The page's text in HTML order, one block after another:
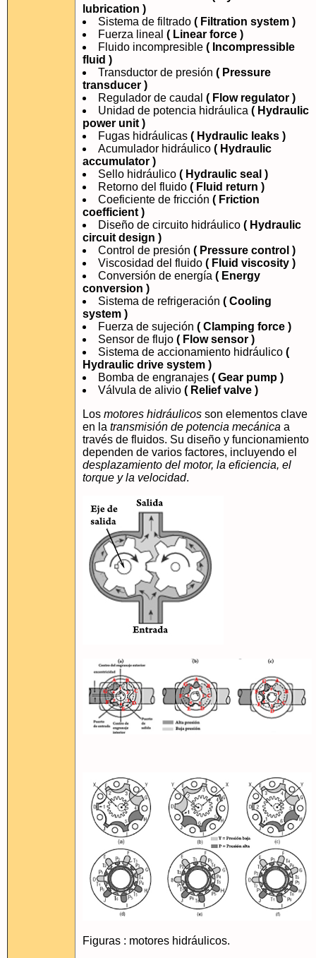
lubrication )
Sistema de filtrado ( Filtration system )
Fuerza lineal ( Linear force )
Fluido incompresible ( Incompressible
fluid )
Transductor de presión ( Pressure
transducer )
Regulador de caudal ( Flow regulator )
Unidad de potencia hidráulica ( Hydraulic
power unit )
Fugas hidráulicas ( Hydraulic leaks )
Acumulador hidráulico ( Hydraulic
accumulator )
Sello hidráulico ( Hydraulic seal )
Retorno del fluido ( Fluid return )
Coeficiente de fricción ( Friction
coefficient )
Diseño de circuito hidráulico ( Hydraulic
circuit design )
Control de presión ( Pressure control )
Viscosidad del fluido ( Fluid viscosity )
Conversión de energía ( Energy
conversion )
Sistema de refrigeración ( Cooling
system )
Fuerza de sujeción ( Clamping force )
Sensor de flujo ( Flow sensor )
Sistema de accionamiento hidráulico (
Hydraulic drive system )
Bomba de engranajes ( Gear pump )
Válvula de alivio ( Relief valve )
Los motores hidráulicos son elementos clave
en la transmisión de potencia mecánica a
través de fluidos. Su diseño y funcionamiento
dependen de varios factores, incluyendo el
desplazamiento del motor, la eficiencia, el
torque y la velocidad.
Figuras : motores hidráulicos.